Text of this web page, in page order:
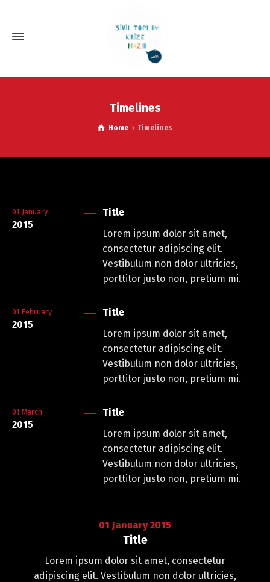
Timelines
Home Timelines
01 January
2015
Title
Lorem ipsum dolor sit amet,
consectetur adipiscing elit.
Vestibulum non dolor ultricies,
porttitor justo non, pretium mi.
01 February
2015
Title
Lorem ipsum dolor sit amet,
consectetur adipiscing elit.
Vestibulum non dolor ultricies,
porttitor justo non, pretium mi.
01 March
2015
Title
Lorem ipsum dolor sit amet,
consectetur adipiscing elit.
Vestibulum non dolor ultricies,
porttitor justo non, pretium mi.
01 January 2015
Title
Lorem ipsum dolor sit amet, consectetur
adipiscing elit. Vestibulum non dolor ultricies,